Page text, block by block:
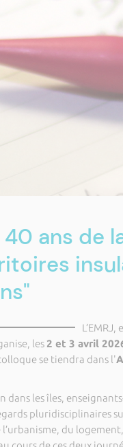
ans de
les 2 et 3 avril
se tiendra dans l'
dans les îles,
pluridisciplinaires
du